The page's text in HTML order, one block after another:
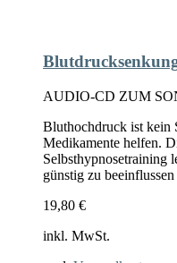
AUDIO-CD ZUM
Bluthochdruck ist kein
Medikamente helfen.
Selbsthypnosetraining
günstig zu
19,80 €
inkl. MwSt.